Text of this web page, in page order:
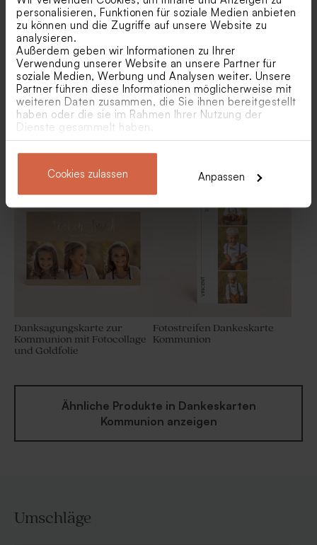
personalisieren, Funktionen für soziale Medien anbieten
zu können und die Zugriffe auf unsere Website zu
analysieren.
Außerdem geben wir Informationen zu Ihrer
Verwendung unserer Website an unsere Partner für
soziale Medien, Werbung und Analysen weiter. Unsere
Partner führen diese Informationen möglicherweise mit
weiteren Daten zusammen, die Sie ihnen bereitgestellt
haben oder die sie im Rahmen Ihrer Nutzung der
Dienste gesammelt haben.
Cookies zulassen Anpassen
Plexiglas 'Rainbow' | rund
transparentem Plexiglas |
rund
Parfümzerstäuber aus Glas
Personalisierter
Lesezeichen-Dankeskarte
zur Kommunion mit Fotos in
Naturpapier-Optik
Dankeskarte Kommunion mit
Foto 'Mein Tag' |
Danksagungskarte zur
Kommunion mit Fotocollage
und Goldfolie
Fotostreifen Dankeskarte
Kommunion
Ähnliche Produkte in Dankeskarten
Kommunion anzeigen
Umschläge